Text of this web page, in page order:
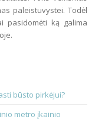
paleistuvystei. Todėl
pasidomėti ką galima
būsto pirkėjui?
metro įkainio